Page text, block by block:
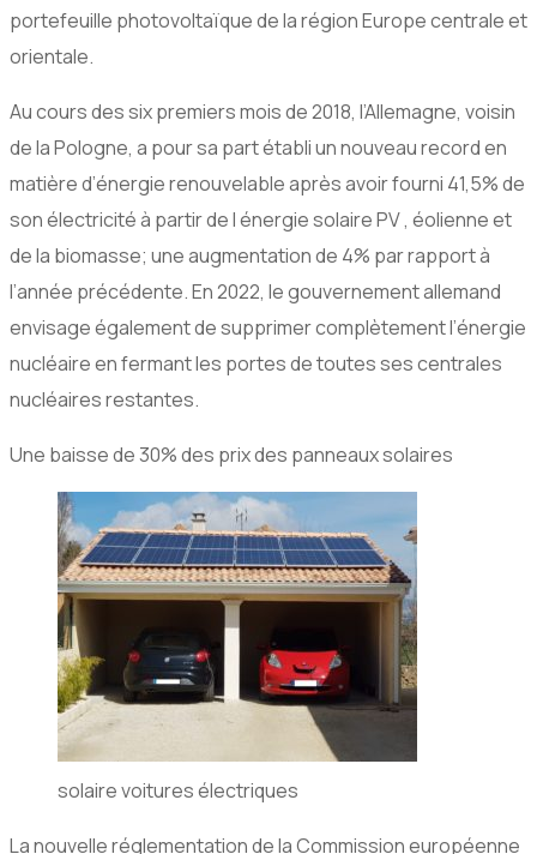
portefeuille photovoltaïque de la région Europe centrale et
orientale.
Au cours des six premiers mois de 2018, l’Allemagne, voisin
de la Pologne, a pour sa part établi un nouveau record en
matière d’énergie renouvelable après avoir fourni 41,5% de
son électricité à partir de l énergie solaire PV , éolienne et
de la biomasse; une augmentation de 4% par rapport à
l’année précédente. En 2022, le gouvernement allemand
envisage également de supprimer complètement l’énergie
nucléaire en fermant les portes de toutes ses centrales
nucléaires restantes.
Une baisse de 30% des prix des panneaux solaires
solaire voitures électriques
La nouvelle réglementation de la Commission européenne